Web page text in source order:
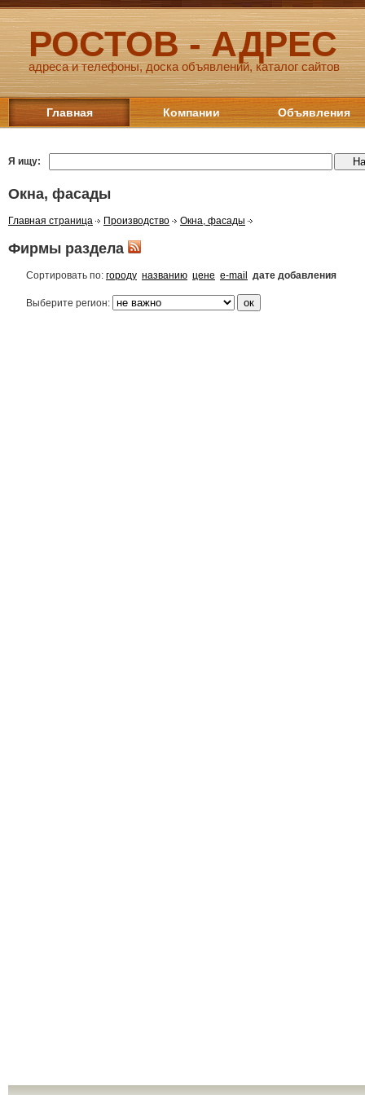
РОСТОВ - АДРЕС
адреса и телефоны, доска объявлений, каталог сайтов
Главная Компании Объявления
Я ищу:
Окна, фасады
Главная страница Производство Окна, фасады
Фирмы раздела
Сортировать по: городу названию цене e-mail дате добавления
Выберите регион: